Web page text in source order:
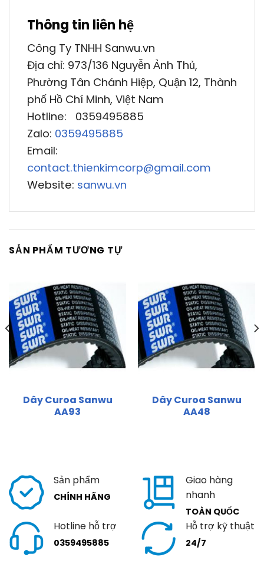
Thông tin liên hệ
Công Ty TNHH Sanwu.vn
Địa chỉ: 973/136 Nguyễn Ảnh Thủ,
Phường Tân Chánh Hiệp, Quận 12, Thành
phố Hồ Chí Minh, Việt Nam
Hotline: 0359495885
Zalo: 0359495885
Email:
contact.thienkimcorp@gmail.com
Website: sanwu.vn
SẢN PHẨM TƯƠNG TỰ
Dây Curoa Sanwu
AA93
Dây Curoa Sanwu
AA48
Sản phẩm
CHÍNH HÃNG
Giao hàng
nhanh
TOÀN QUỐC
Hotline hỗ trợ
0359495885
Hỗ trợ kỹ thuật
24/7